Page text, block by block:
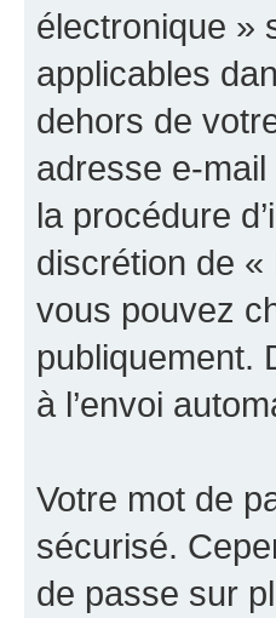
électronique »
applicables
dehors de
adresse e-
la procédure
discrétion de
vous pouvez
publiquement.
à l’envoi
Votre mot de
sécurisé.
de passe sur